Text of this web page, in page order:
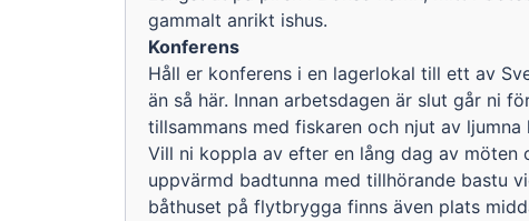
gammalt anrikt ishus.
Konferens
Håll er konferens i en lagerlokal till ett av
än så här. Innan arbetsdagen är slut går ni
tillsammans med fiskaren och njut av
Vill ni koppla av efter en lång dag av
uppvärmd badtunna med tillhörande bastu
båthuset på flytbrygga finns även plats